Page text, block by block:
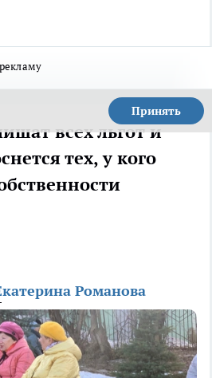
Принять
всех льгот и
тех, у кого
Романова